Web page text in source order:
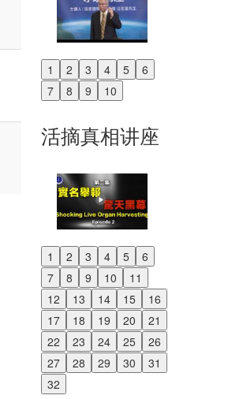
1 2 3 4 5
6
7
8 9 10
Previous
Next
活摘真相讲座
1 2 3 4 5
6
7
8 9 10
11
12
13 14 15
16
17
18 19 20
21
22
23 24 25
26
27
28 29 30
31
32
Previous
Next